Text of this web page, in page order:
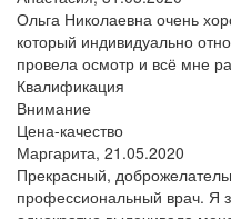
Ольга Николаевна очень
который индивидуально
провела осмотр и всё мне
Квалификация
Внимание
Цена-качество
Маргарита, 21.05.2020
Прекрасный,
профессиональный врач. Я